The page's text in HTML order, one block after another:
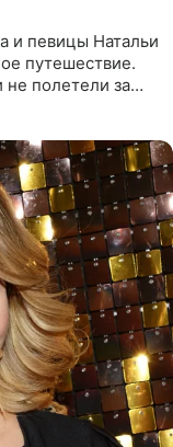
и певицы Натальи
путешествие.
не полетели за